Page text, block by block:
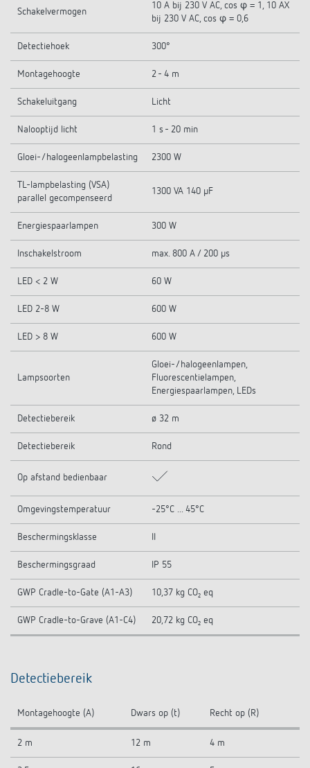
Schakelvermogen
10 A bij 230 V AC, cos φ = 1, 10 AX
bij 230 V AC, cos φ = 0,6
Detectiehoek 300°
Montagehoogte 2 - 4 m
Schakeluitgang Licht
Nalooptijd licht 1 s - 20 min
Gloei-/halogeenlampbelasting 2300 W
TL-lampbelasting (VSA)
parallel gecompenseerd
1300 VA 140 µF
Energiespaarlampen 300 W
Inschakelstroom max. 800 A / 200 µs
LED < 2 W 60 W
LED 2-8 W 600 W
LED > 8 W 600 W
Lampsoorten
Gloei-/halogeenlampen,
Fluorescentielampen,
Energiespaarlampen, LEDs
Detectiebereik ø 32 m
Detectiebereik Rond
Op afstand bedienbaar
Omgevingstemperatuur -25°C ... 45°C
Beschermingsklasse
Beschermingsgraad IP 55
GWP Cradle-to-Gate (A1-A3) 10,37 kg CO₂ eq
GWP Cradle-to-Grave (A1-C4) 20,72 kg CO₂ eq
Detectiebereik
Montagehoogte (A) Dwars op (t) Recht op (R)
2 m 12 m 4 m